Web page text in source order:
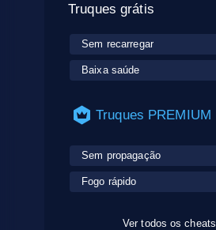
Truques grátis
Sem recarregar
Baixa saúde
Truques PREMIUM
Sem propagação
Fogo rápido
Ver todos os cheats